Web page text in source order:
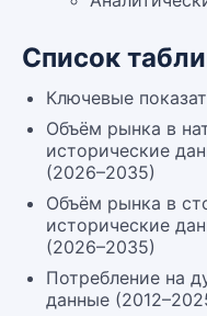
Список
Ключевые
Объём рынка в
исторические
(2026–2035)
Объём рынка в
исторические
(2026–2035)
Потребление на
данные